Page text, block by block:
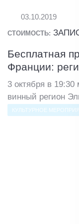
03.10.2019
СТОИМОСТЬ:
Бесплатная
Франции:
3 октября в
винный регион
КУЛЬТУРНОЕ